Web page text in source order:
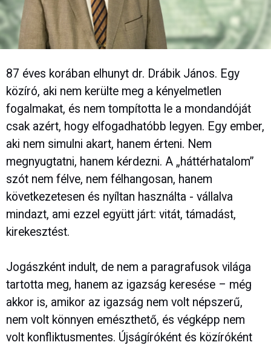
87 éves korában elhunyt dr. Drábik János. Egy
közíró, aki nem kerülte meg a kényelmetlen
fogalmakat, és nem tompította le a mondandóját
csak azért, hogy elfogadhatóbb legyen. Egy ember,
aki nem simulni akart, hanem érteni. Nem
megnyugtatni, hanem kérdezni. A „háttérhatalom”
szót nem félve, nem félhangosan, hanem
következetesen és nyíltan használta - vállalva
mindazt, ami ezzel együtt járt: vitát, támadást,
kirekesztést.
Jogászként indult, de nem a paragrafusok világa
tartotta meg, hanem az igazság keresése – még
akkor is, amikor az igazság nem volt népszerű,
nem volt könnyen emészthető, és végképp nem
volt konfliktusmentes. Újságíróként és közíróként